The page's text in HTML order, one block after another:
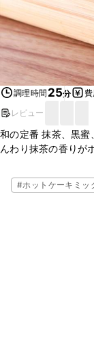
調理時間 25分
レビュー
和の定番 抹茶、黒蜜
んわり抹茶の香りが
ていただいても美味
まったりとした時
#ホットケーキミッ